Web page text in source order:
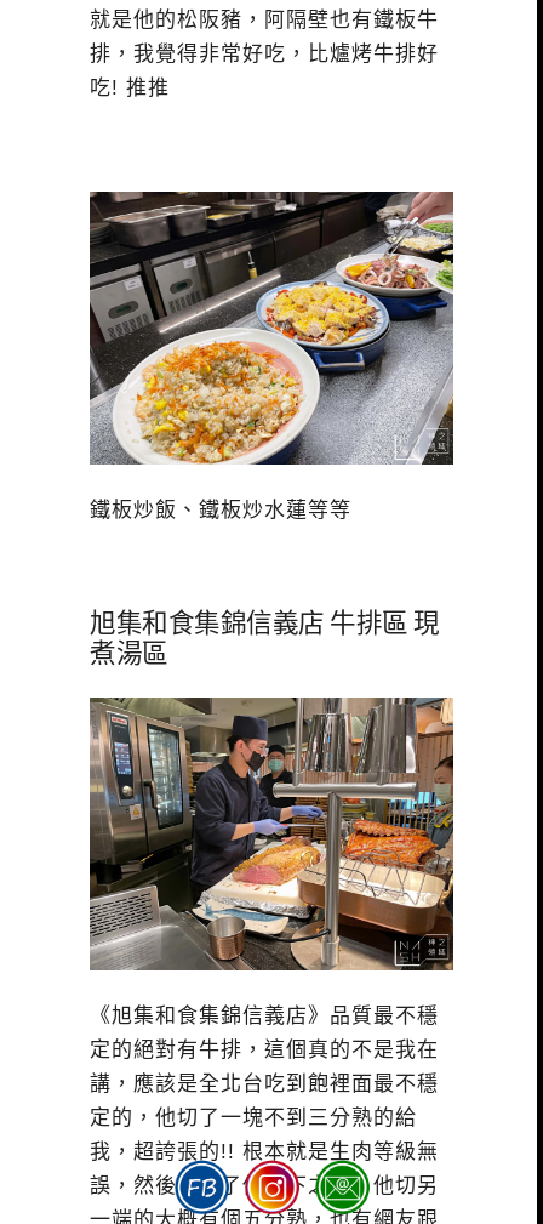
就是他的松阪豬，阿隔壁也有鐵板牛
排，我覺得非常好吃，比爐烤牛排好
吃! 推推
鐵板炒飯、鐵板炒水蓮等等
旭集和食集錦信義店 牛排區 現
煮湯區
《旭集和食集錦信義店》品質最不穩
定的絕對有牛排，這個真的不是我在
講，應該是全北台吃到飽裡面最不穩
定的，他切了一塊不到三分熟的給
我，超誇張的!! 根本就是生肉等級無
誤，然後我念了他一下之後，他切另